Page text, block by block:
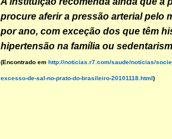
procure aferir a pressão arterial pelo
por ano, com exceção dos que têm
hipertensão na família ou
(Encontrado em http://noticias.r7.com/saude/noticias/
excesso-de-sal-no-prato-do-brasileiro-20101118.html)